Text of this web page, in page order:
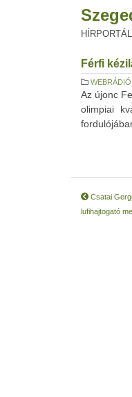
Férfi
WEBRÁDIÓ
Az újonc
olimpiai
Csatai
lufihajtogató